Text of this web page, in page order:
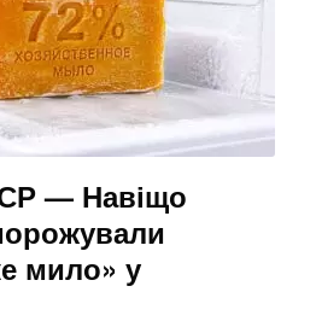
— Навіщо
мило» у